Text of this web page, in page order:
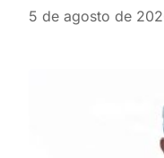
5 de agosto de